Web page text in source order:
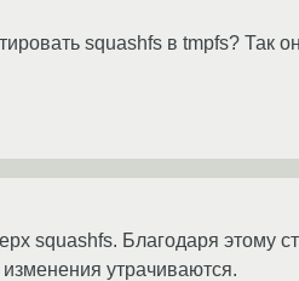
squashfs в tmpfs? Так
squashfs. Благодаря этому
утрачиваются.